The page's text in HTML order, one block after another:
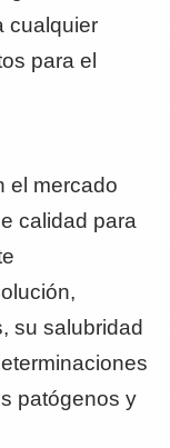
cualquier
para el
el mercado
calidad para
su salubridad
patógenos y